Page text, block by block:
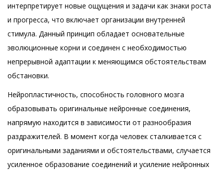
интерпретирует новые ощущения и задачи как знаки роста
и прогресса, что включает организации внутренней
стимула. Данный принцип обладает основательные
эволюционные корни и соединен с необходимостью
непрерывной адаптации к меняющимся обстоятельствам
обстановки.
Нейропластичность, способность головного мозга
образовывать оригинальные нейронные соединения,
напрямую находится в зависимости от разнообразия
раздражителей. В момент когда человек сталкивается с
оригинальными заданиями и обстоятельствами, случается
усиленное образование соединений и усиление нейронных